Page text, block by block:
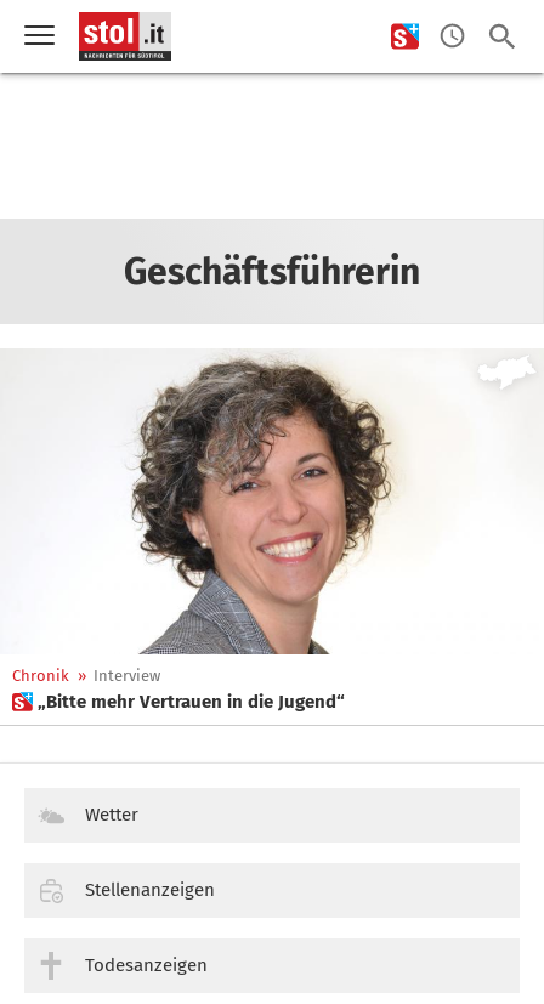
Geschäftsführerin
Chronik » Interview
 „Bitte mehr Vertrauen in die Jugend“
Wetter
Stellenanzeigen
Todesanzeigen